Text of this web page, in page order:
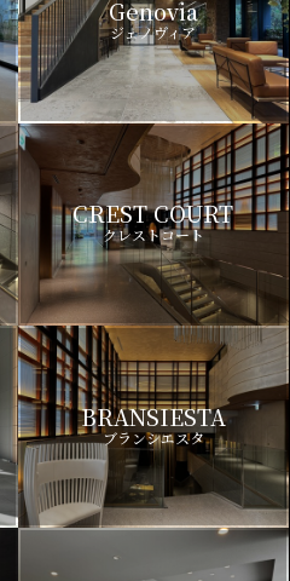
Genovia
ジェノヴィア
CREST COURT
クレストコート
BRANSIESTA
ブランシエスタ